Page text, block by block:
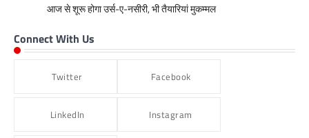
आज से शूरू होगा उर्स-ए-नसीरी, भी तैयारियां मुकम्मल
Connect With Us
Twitter Facebook
LinkedIn Instagram